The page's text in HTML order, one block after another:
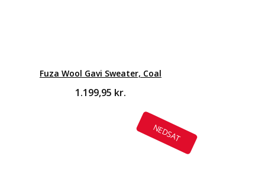
Fuza Wool Gavi Sweater, Coal
1.199,95 kr.
NEDSAT